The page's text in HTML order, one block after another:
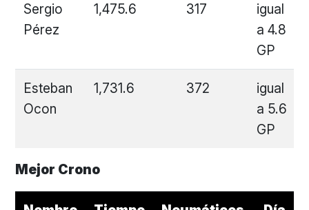
Sergio
Pérez
1,475.6 317
igual
a 4.8
GP
Esteban
Ocon
1,731.6 372
igual
a 5.6
GP
Mejor Crono